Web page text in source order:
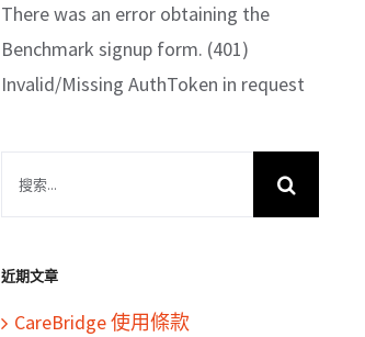
There was an error obtaining the
Benchmark signup form. (401)
Invalid/Missing AuthToken in request
果：
近期文章
CareBridge 使用條款